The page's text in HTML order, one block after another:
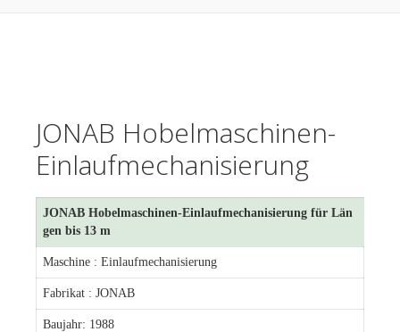
JONAB Hobelmaschinen-
Einlaufmechanisierung
JONAB Hobelmaschinen-Einlaufmechanisierung für Län
gen bis 13 m
Maschine : Einlaufmechanisierung
Fabrikat : JONAB
Baujahr: 1988